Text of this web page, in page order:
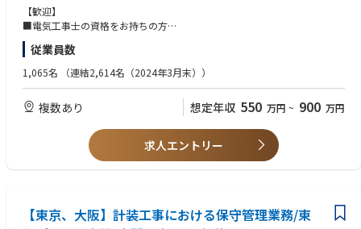
・配管/部材の拾い出し
・上記に関連する原価計算などの積算作業
計装工事(建物全体を監視・制御・計測する様々な機器とネットワーク)を
依頼いただいた建物に導入するための工程・品質・予算・安全管理となり
ます。工事完了後には自動制御システムの試運転・調整を担当いただきま
す。
係者ではできない業務となります。
施工事例の一つに地上10階、地下1階の東テクグループ本社ビルがありま
す。空調設備において、パッケージエアコンや全熱交換器などを全館に導
【歓迎】
■電気工事士の資格をお持ちの方
■電気工事施工管理技士の資格をお持ちの方
■管工事施工管理技士の資格をお持ちの方
■計装士の資格をお持ちの方
■電気通信工事施工管理技士の資格をお持ちの方
※今後資格取得に対して意欲がある方も歓迎致します。
従業員数
1,065名 （連結2,614名（2024年3月末））
複数あり 想定年収 550 万円 ~ 900 万円
求人エントリー
【東京、大阪】計装工事における保守管理業務/東